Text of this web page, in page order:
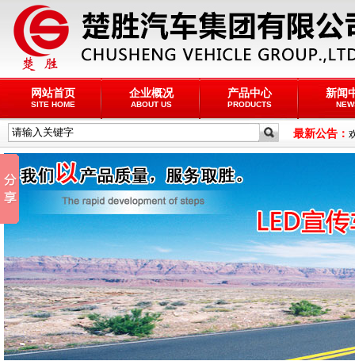
网站首页
SITE HOME
企业概况
ABOUT US
产品中心
PRODUCTS
新闻
最新公告：